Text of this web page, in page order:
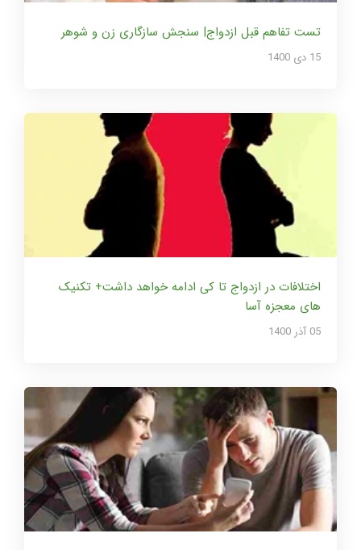
تست تفاهم قبل ازدواج| سنجش سازگاری زن و شوهر
15 دی 1400
اختلافات در ازدواج تا کی ادامه خواهد داشت+ تکنیک
های معجزه آسا
05 آذر 1400